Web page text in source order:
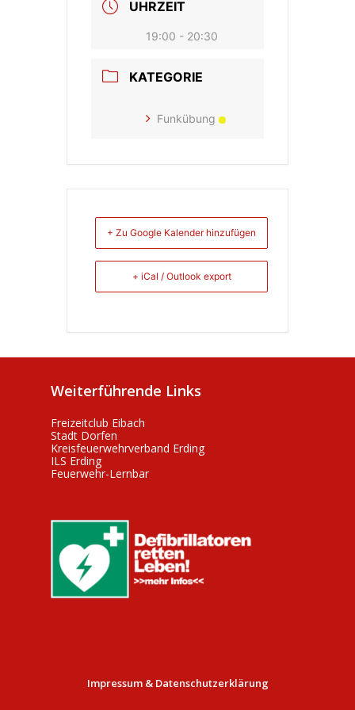
UHRZEIT
19:00 - 20:30
KATEGORIE
Funkübung
+ Zu Google Kalender hinzufügen
+ iCal / Outlook export
Weiterführende Links
Freizeitclub Eibach
Stadt Dorfen
Kreisfeuerwehrverband Erding
ILS Erding
Feuerwehr-Lernbar
Impressum & Datenschutzerklärung